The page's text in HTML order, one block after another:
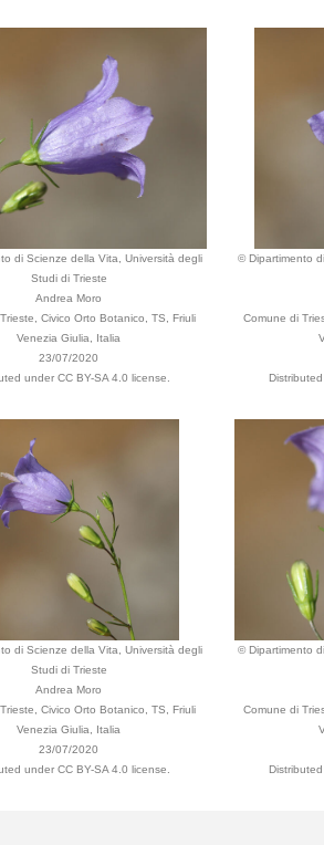
di Scienze della Vita, Università degli
Studi di Trieste
Andrea Moro
Civico Orto Botanico, TS, Friuli
Venezia Giulia, Italia
23/07/2020
under CC BY-SA 4.0 license.
© Dipartimento
Comune di
di Scienze della Vita, Università degli
Studi di Trieste
Andrea Moro
Civico Orto Botanico, TS, Friuli
Venezia Giulia, Italia
23/07/2020
under CC BY-SA 4.0 license.
© Dipartimento
Comune di